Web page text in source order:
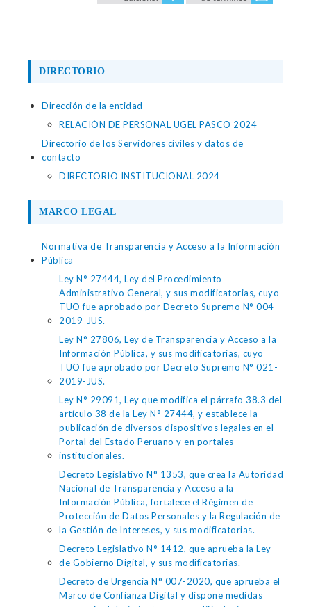
DIRECTORIO
Dirección de la entidad
RELACIÓN DE PERSONAL UGEL PASCO 2024
Directorio de los Servidores civiles y datos de
contacto
DIRECTORIO INSTITUCIONAL 2024
MARCO LEGAL
Normativa de Transparencia y Acceso a la Información
Pública
Ley N° 27444, Ley del Procedimiento
Administrativo General, y sus modificatorias, cuyo
TUO fue aprobado por Decreto Supremo N° 004-
2019-JUS.
Ley N° 27806, Ley de Transparencia y Acceso a la
Información Pública, y sus modificatorias, cuyo
TUO fue aprobado por Decreto Supremo N° 021-
2019-JUS.
Ley N° 29091, Ley que modifica el párrafo 38.3 del
artículo 38 de la Ley N° 27444, y establece la
publicación de diversos dispositivos legales en el
Portal del Estado Peruano y en portales
institucionales.
Decreto Legislativo N° 1353, que crea la Autoridad
Nacional de Transparencia y Acceso a la
Información Pública, fortalece el Régimen de
Protección de Datos Personales y la Regulación de
la Gestión de Intereses, y sus modificatorias.
Decreto Legislativo N° 1412, que aprueba la Ley
de Gobierno Digital, y sus modificatorias.
Decreto de Urgencia N° 007-2020, que aprueba el
Marco de Confianza Digital y dispone medidas